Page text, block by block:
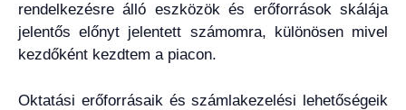
rendelkezésre álló eszközök és erőforrások skálája
jelentős előnyt jelentett számomra, különösen mivel
kezdőként kezdtem a piacon.
Oktatási erőforrásaik és számlakezelési lehetőségeik